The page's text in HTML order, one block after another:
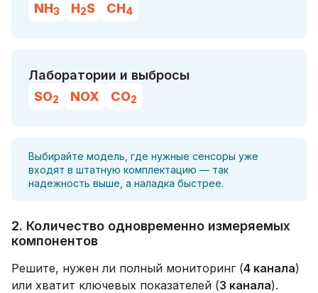
NH3 H2S CH4
Лаборатории и выбросы
SO2 NOX CO2
Выбирайте модель, где нужные сенсоры уже
входят в штатную комплектацию — так
надежность выше, а наладка быстрее.
2. Количество одновременно измеряемых
компонентов
Решите, нужен ли полный мониторинг (4 канала)
или хватит ключевых показателей (3 канала).